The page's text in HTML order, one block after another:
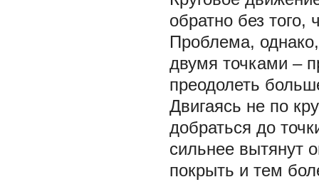
обратно без того,
Проблема,
двумя точками –
преодолеть
Двигаясь не по
добраться до
сильнее вытянут
покрыть и тем